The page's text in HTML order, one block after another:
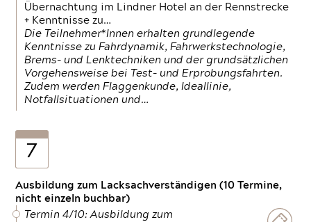
Übernachtung im Lindner Hotel an der Rennstrecke
+ Kenntnisse zu…
Die Teilnehmer*Innen erhalten grundlegende
Kenntnisse zu Fahrdynamik, Fahrwerkstechnologie,
Brems- und Lenktechniken und der grundsätzlichen
Vorgehensweise bei Test- und Erprobungsfahrten.
Zudem werden Flaggenkunde, Ideallinie,
Notfallsituationen und…
7
Ausbildung zum Lacksachverständigen (10 Termine,
nicht einzeln buchbar)
Termin 4/10: Ausbildung zum